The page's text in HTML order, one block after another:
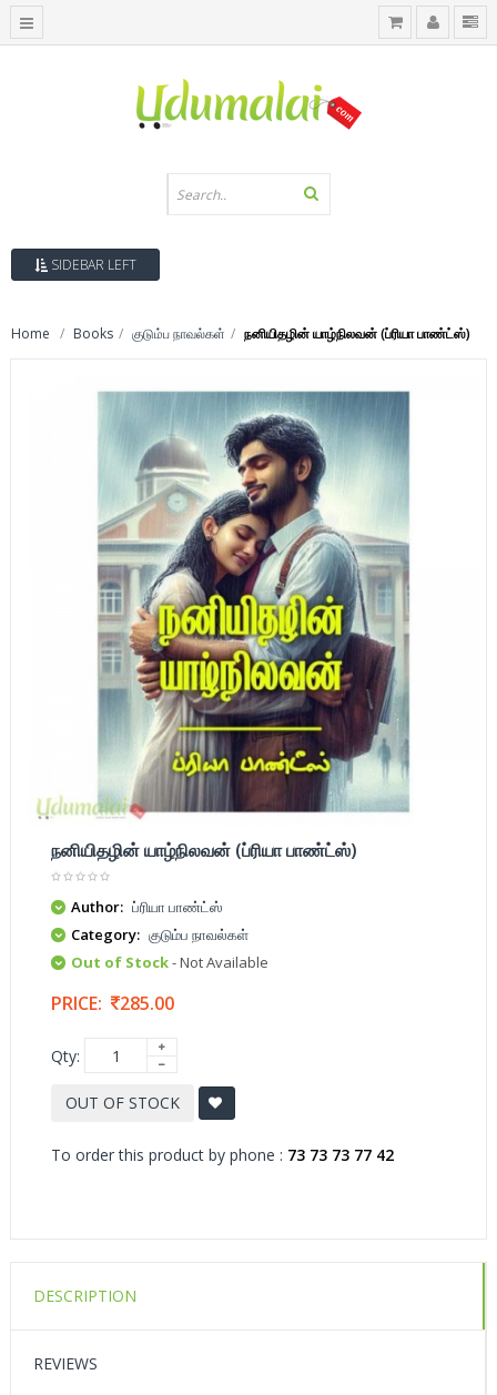
SIDEBAR LEFT
Home Books குடும்ப நாவல்கள் நனியிதழின் யாழ்நிலவன் (ப்ரியா பாண்ட்ஸ்)
நனியிதழின் யாழ்நிலவன் (ப்ரியா பாண்ட்ஸ்)
Author: ப்ரியா பாண்ட்ஸ்
Category: குடும்ப நாவல்கள்
Out of Stock- Not Available
PRICE: 285.00
Qty:
OUT OF STOCK
To order this product by phone : 73 73 73 77 42
DESCRIPTION
REVIEWS